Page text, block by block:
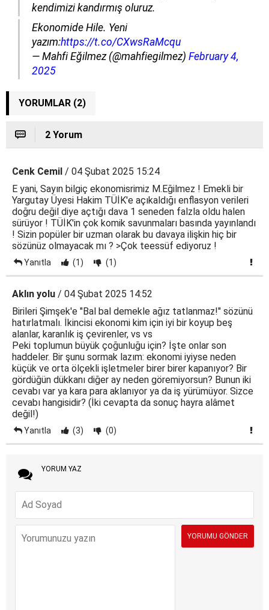
kendimizi kandırmış oluruz.
Ekonomide Hile. Yeni
yazım:https://t.co/CXwsRaMcqu
— Mahfi Eğilmez (@mahfiegilmez) February 4,
2025
YORUMLAR (2)
2 Yorum
Cenk Cemil / 04 Şubat 2025 15:24
E yani, Sayın bilgiç ekonomisrimiz M.Eğilmez ! Emekli bir
Yargutay Üyesi Hakim TÜİK'e açıkaldığı enflasyon verileri
doğru değil diye açtığı dava 1 seneden falzla oldu halen
sürüyor ! TÜİK'in çok komik savunmaları basında yayınlandı
! Sizin popüler bir uzman olarak bu davaya ilişkin hiç bir
sözünüz olmayacak mı ? >Çok teessüf ediyoruz !
Yanıtla (1) (1)
Aklın yolu / 04 Şubat 2025 14:52
Birileri Şimşek'e "Bal bal demekle ağız tatlanmaz!" sözünü
hatırlatmalı. İkincisi ekonomi kim için iyi bir koyup beş
alanlar, karanlık iş çevirenler, vs vs
Peki toplumun büyük çoğunluğu için? İşte onlar son
haddeler. Bir şunu sormak lazım: ekonomi iyiyse neden
küçük ve orta ölçekli işletmeler birer birer kapanıyor? Bir
gördüğün dükkanı diğer ay neden göremiyorsun? Bunun iki
cevabı var ya kara para aklanıyor ya da iş yürümüyor. Sizce
cevabı hangisidir? (İki cevapta da sonuç hayra alâmet
değil!)
Yanıtla (3) (0)
YORUM YAZ